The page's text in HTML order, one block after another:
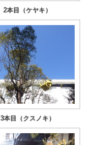
2本目（ケヤキ）
3本目（クスノキ）